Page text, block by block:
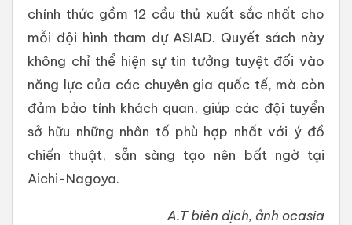
chính thức gồm 12 cầu thủ xuất sắc nhất cho
mỗi đội hình tham dự ASIAD. Quyết sách này
không chỉ thể hiện sự tin tưởng tuyệt đối vào
năng lực của các chuyên gia quốc tế, mà còn
đảm bảo tính khách quan, giúp các đội tuyển
sở hữu những nhân tố phù hợp nhất với ý đồ
chiến thuật, sẵn sàng tạo nên bất ngờ tại
Aichi-Nagoya.
A.T biên dịch, ảnh ocasia